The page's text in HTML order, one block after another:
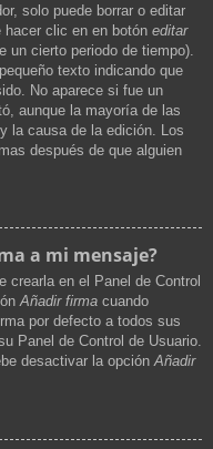
solo puede borrar o editar
clic en en botón editar
un cierto periodo de tiempo).
texto indicando que
No aparece si fue un
aunque la mayoría de las
la causa de la edición. Los
después de que alguien
a mi mensaje?
crearla en el Panel de Control
Añadir firma cuando
por defecto a todos sus
Panel de Control de Usuario.
desactivar la opciónAñadir